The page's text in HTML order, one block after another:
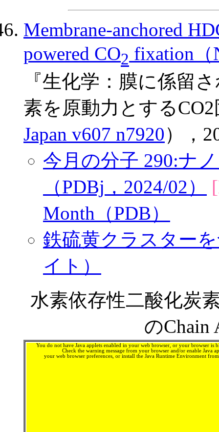
Membrane-anchored
powered CO2 fixation（
『生化学：膜に係留
素を原動力とする
Japan v607 n7920），
今月の分子 290:ナ
（PDBj，2024/02）
Month（PDB）
鉄硫黄クラスター
イト）
水素依存性二酸化炭
のChain
You do not have Java applets enabled in your web browser, or your browser is
Check the warning message from your browser and/or enable Java
your web browser preferences, or install the Java Runtime Environment